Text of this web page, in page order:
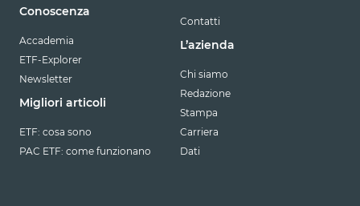
Conoscenza
Accademia
ETF-Explorer
Newsletter
Migliori articoli
ETF: cosa sono
PAC ETF: come funzionano
Contatti
L’azienda
Chi siamo
Redazione
Stampa
Carriera
Dati